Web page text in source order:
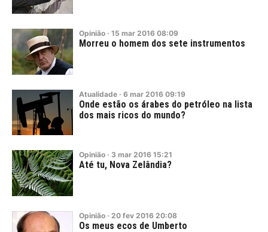
Opinião · 15 mar 2016 08:09
Morreu o homem dos sete instrumentos
Atualidade · 6 mar 2016 09:19
Onde estão os árabes do petróleo na lista
dos mais ricos do mundo?
Opinião · 3 mar 2016 15:21
Até tu, Nova Zelândia?
Opinião · 20 fev 2016 20:08
Os meus ecos de Umberto